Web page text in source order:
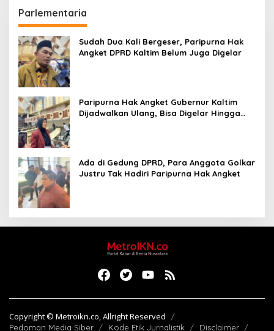
Parlementaria
Sudah Dua Kali Bergeser, Paripurna Hak
Angket DPRD Kaltim Belum Juga Digelar
Paripurna Hak Angket Gubernur Kaltim
Dijadwalkan Ulang, Bisa Digelar Hingga
Ada di Gedung DPRD, Para Anggota Golkar
Justru Tak Hadiri Paripurna Hak Angket
Copyright © Metroikn.co, Allright Reserved
Pedoman Media Siber Kode Etik Jurnalistik Disclaimer